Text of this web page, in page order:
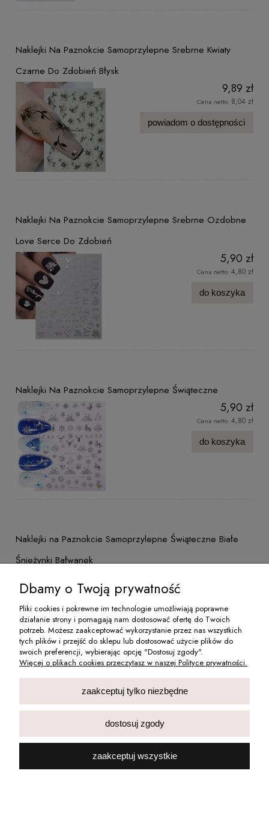
Naklejki Na Paznokcie Samoprzylepne Srebrne Kwiaty
Czarne Do Zdobień Błysk
9,89 zł
Cena netto: 8,04 zł
powiadom o dostępności
Naklejki Na Paznokcie Samoprzylepne Srebrne Ozdobne
Love Serce Do Zdobień
5,90 zł
Cena netto: 4,80 zł
do koszyka
Naklejki Na Paznokcie Samoprzylepne Świąteczne
5,90 zł
Cena netto: 4,80 zł
do koszyka
Naklejki na Paznokcie Samoprzylepne Świąteczne Białe
Śnieżynki Bałwanek
do koszyka
Naklejki Na Paznokcie Samoprzylepne Świąteczne
Ozdoby Białe Gwiazdki Bałwan
9,90 zł
Dbamy o Twoją prywatność
Pliki cookies i pokrewne im technologie umożliwiają poprawne
działanie strony i pomagają nam dostosować ofertę do Twoich
potrzeb. Możesz zaakceptować wykorzystanie przez nas wszystkich
tych plików i przejść do sklepu lub dostosować użycie plików do
swoich preferencji, wybierając opcję "Dostosuj zgody".
Więcej o plikach cookies przeczytasz w naszej Polityce prywatności.
zaakceptuj tylko niezbędne
dostosuj zgody
zaakceptuj wszystkie